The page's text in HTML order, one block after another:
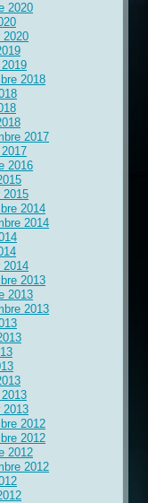
2020
2020
2018
2017
2016
2015
2014
2014
2014
2013
2013
2013
2013
2012
2012
2012
2012